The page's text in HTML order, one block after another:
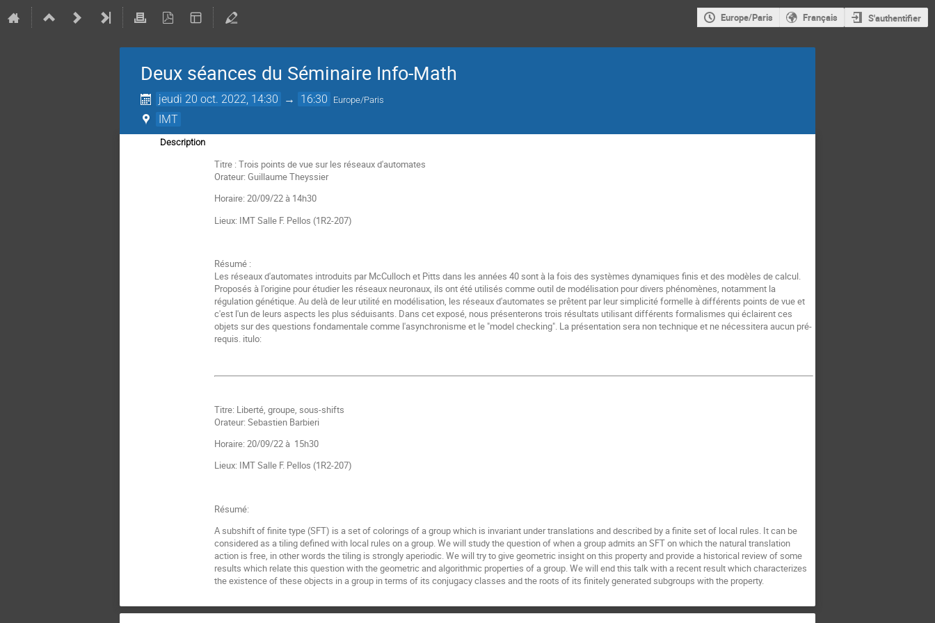
Europe/Paris Français S'authentifier
Deux séances du Séminaire Info-Math
jeudi 20 oct. 2022, 14:30 → 16:30 Europe/Paris
IMT
Description
Titre : Trois points de vue sur les réseaux d'automates
Orateur: Guillaume Theyssier
Horaire: 20/09/22 à 14h30
Lieux: IMT Salle F. Pellos (1R2-207)
Résumé :
Les réseaux d'automates introduits par McCulloch et Pitts dans les années 40 sont à la fois des systèmes dynamiques finis et des modèles de calcul.
Proposés à l'origine pour étudier les réseaux neuronaux, ils ont été utilisés comme outil de modélisation pour divers phénomènes, notamment la
régulation génétique. Au delà de leur utilité en modélisation, les réseaux d'automates se prêtent par leur simplicité formelle à différents points de vue et
c'est l'un de leurs aspects les plus séduisants. Dans cet exposé, nous présenterons trois résultats utilisant différents formalismes qui éclairent ces
objets sur des questions fondamentale comme l'asynchronisme et le "model checking". La présentation sera non technique et ne nécessitera aucun pré-
requis. itulo:
Titre: Liberté, groupe, sous-shifts
Orateur: Sebastien Barbieri
Horaire: 20/09/22 à 15h30
Lieux: IMT Salle F. Pellos (1R2-207)
Résumé:
A subshift of finite type (SFT) is a set of colorings of a group which is invariant under translations and described by a finite set of local rules. It can be
considered as a tiling defined with local rules on a group. We will study the question of when a group admits an SFT on which the natural translation
action is free, in other words the tiling is strongly aperiodic. We will try to give geometric insight on this property and provide a historical review of some
results which relate this question with the geometric and algorithmic properties of a group. We will end this talk with a recent result which characterizes
the existence of these objects in a group in terms of its conjugacy classes and the roots of its finitely generated subgroups with the property.